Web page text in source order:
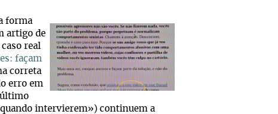
forma
artigo de
real
façam
correta
erro em
intervierem») continuem a